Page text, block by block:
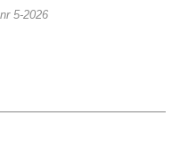
5-2026